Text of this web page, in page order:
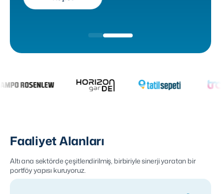
Faaliyet Alanları
Altı ana sektörde çeşitlendirilmiş, birbiriyle sinerji yaratan bir
portföy yapısı kuruyoruz.